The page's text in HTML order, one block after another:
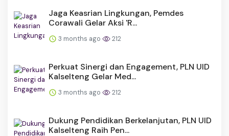
Jaga Keasrian Lingkungan, Pemdes
Corawali Gelar Aksi 'R...
3 months ago 212
Perkuat Sinergi dan Engagement, PLN UID
Kalselteng Gelar Med...
3 months ago 212
Dukung Pendidikan Berkelanjutan, PLN UID
Kalselteng Raih Pen...